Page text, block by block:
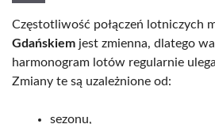
Częstotliwość połączeń lotniczych
Gdańskiem jest zmienna, dlatego
harmonogram lotów regularnie
Zmiany te są uzależnione od:
sezonu,